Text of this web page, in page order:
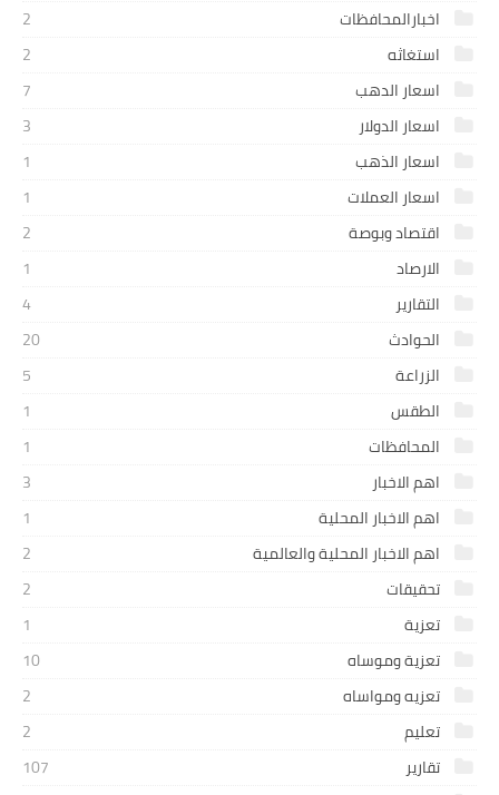
اخبارالمحافظات
2
استغاثه
2
اسعار الدهب
7
اسعار الدولار
3
اسعار الذهب
1
اسعار العملات
1
اقتصاد وبوصة
2
الارصاد
1
التقارير
4
الحوادث
20
الزراعة
5
الطقس
1
المحافظات
1
اهم الاخبار
3
اهم الاخبار المحلية
1
اهم الاخبار المحلية والعالمية
2
تحقيقات
2
تعزية
1
تعزية وموساه
10
تعزيه ومواساه
2
تعليم
2
تقارير
107